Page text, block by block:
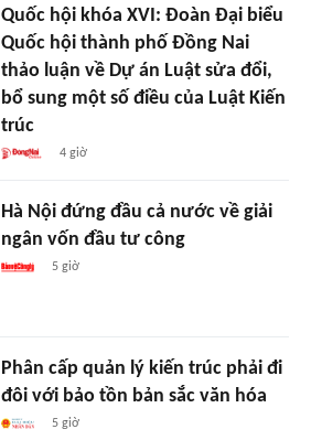
Quốc hội khóa XVI: Đoàn Đại biểu
Quốc hội thành phố Đồng Nai
thảo luận về Dự án Luật sửa đổi,
bổ sung một số điều của Luật Kiến
trúc
4 giờ
Hà Nội đứng đầu cả nước về giải
ngân vốn đầu tư công
5 giờ
Phân cấp quản lý kiến trúc phải đi
đôi với bảo tồn bản sắc văn hóa
5 giờ